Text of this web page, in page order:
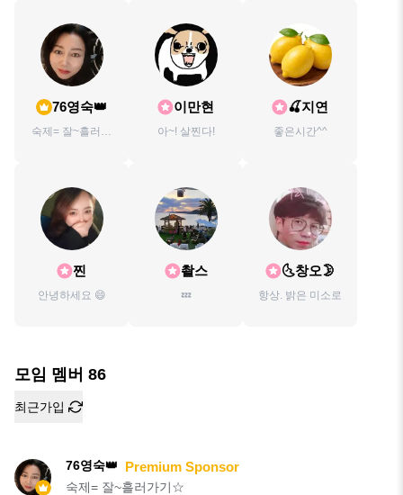
76영숙👑
숙제= 잘~흘러가
이만현
아~! 살찐다!
🍒지연
좋은시간^^
찐
안녕하세요 😄
촬스
💤
🌜창오🌛
항상. 밝은 미소로
모임 멤버 86
최근가입
76영숙👑 Premium Sponsor
숙제= 잘~흘러가기☆